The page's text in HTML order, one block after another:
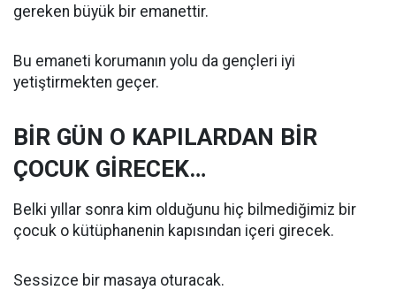
gereken büyük bir emanettir.
Bu emaneti korumanın yolu da gençleri iyi
yetiştirmekten geçer.
BİR GÜN O KAPILARDAN BİR
ÇOCUK GİRECEK…
Belki yıllar sonra kim olduğunu hiç bilmediğimiz bir
çocuk o kütüphanenin kapısından içeri girecek.
Sessizce bir masaya oturacak.